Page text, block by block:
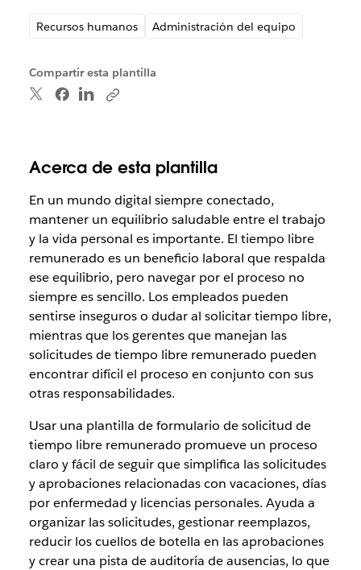
Recursos humanos Administración del equipo
Compartir esta plantilla
Acerca de esta plantilla
En un mundo digital siempre conectado,
mantener un equilibrio saludable entre el trabajo
y la vida personal es importante. El tiempo libre
remunerado es un beneficio laboral que respalda
ese equilibrio, pero navegar por el proceso no
siempre es sencillo. Los empleados pueden
sentirse inseguros o dudar al solicitar tiempo libre,
mientras que los gerentes que manejan las
solicitudes de tiempo libre remunerado pueden
encontrar difícil el proceso en conjunto con sus
otras responsabilidades.
Usar una plantilla de formulario de solicitud de
tiempo libre remunerado promueve un proceso
claro y fácil de seguir que simplifica las solicitudes
y aprobaciones relacionadas con vacaciones, días
por enfermedad y licencias personales. Ayuda a
organizar las solicitudes, gestionar reemplazos,
reducir los cuellos de botella en las aprobaciones
y crear una pista de auditoría de ausencias, lo que